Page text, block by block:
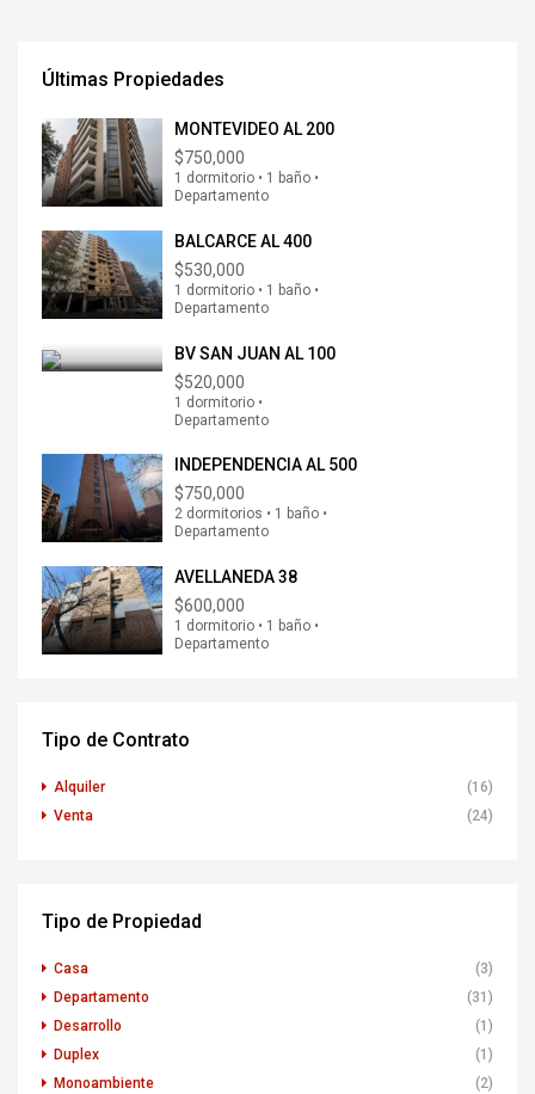
Últimas Propiedades
MONTEVIDEO AL 200
$750,000
1 dormitorio • 1 baño •
Departamento
BALCARCE AL 400
$530,000
1 dormitorio • 1 baño •
Departamento
BV SAN JUAN AL 100
$520,000
1 dormitorio •
Departamento
INDEPENDENCIA AL 500
$750,000
2 dormitorios • 1 baño •
Departamento
AVELLANEDA 38
$600,000
1 dormitorio • 1 baño •
Departamento
Tipo de Contrato
Alquiler
(16)
Venta
(24)
Tipo de Propiedad
Casa
(3)
Departamento
(31)
Desarrollo
(1)
Duplex
(1)
Monoambiente
(2)